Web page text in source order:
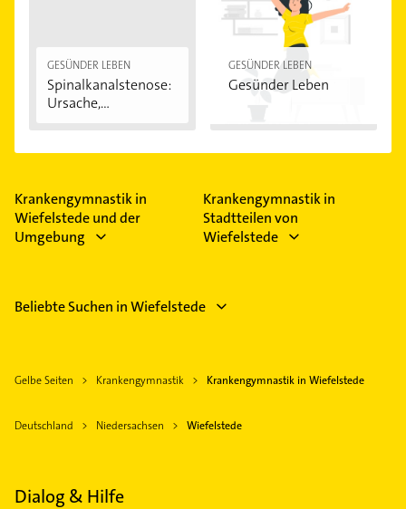
und Co oftmals spezielle Programme. Schau dazu
am besten einmal auf der Webseite deiner
Krankenkasse nach Informationen.
erstattet werden. Wie bei den gesetzlichen
Krankenkassen wird Physiotherapie übernommen,
wenn ein Arzt dafür ein Rezept ausgestellt hat.
Welche weiteren Leistungen die
Krankenversicherung übernimmt, ist von
Unternehmen zu Unternehmen verschieden.
GESÜNDER LEBEN
Spinalkanalstenose:
Ursache,
GESÜNDER LEBEN
Gesünder Leben
Krankengymnastik in
Wiefelstede und der
Umgebung
Krankengymnastik in
Stadtteilen von
Wiefelstede
Beliebte Suchen in Wiefelstede
Gelbe Seiten Krankengymnastik Krankengymnastik in Wiefelstede
Deutschland Niedersachsen Wiefelstede
Dialog & Hilfe